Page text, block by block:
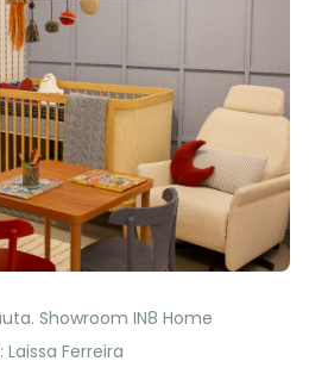
Showroom IN8 Home
Laissa Ferreira